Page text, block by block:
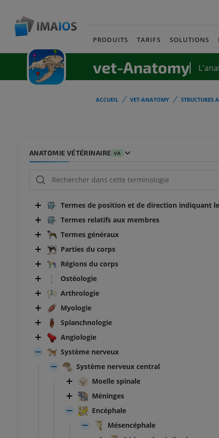
PRODUITS TARIFS SOLUTIONS
vet-Anatomy
ACCUEIL VET-ANATOMY STRUCTURES
ANATOMIE VÉTÉRINAIRE VA
Termes de position et de direction indiquant
Termes relatifs aux membres
Termes généraux
Parties du corps
Régions du corps
Ostéologie
Arthrologie
Myologie
Splanchnologie
Angiologie
Système nerveux
Système nerveux central
Moelle spinale
Méninges
Encéphale
Mésencéphale
BOVIN
Illustrations
GRATUIT